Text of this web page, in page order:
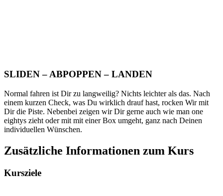
SLIDEN – ABPOPPEN – LANDEN
Normal fahren ist Dir zu langweilig? Nichts leichter als das. Nach
einem kurzen Check, was Du wirklich drauf hast, rocken Wir mit
Dir die Piste. Nebenbei zeigen wir Dir gerne auch wie man one
eightys zieht oder mit mit einer Box umgeht, ganz nach Deinen
individuellen Wünschen.
Zusätzliche Informationen zum Kurs
Kursziele